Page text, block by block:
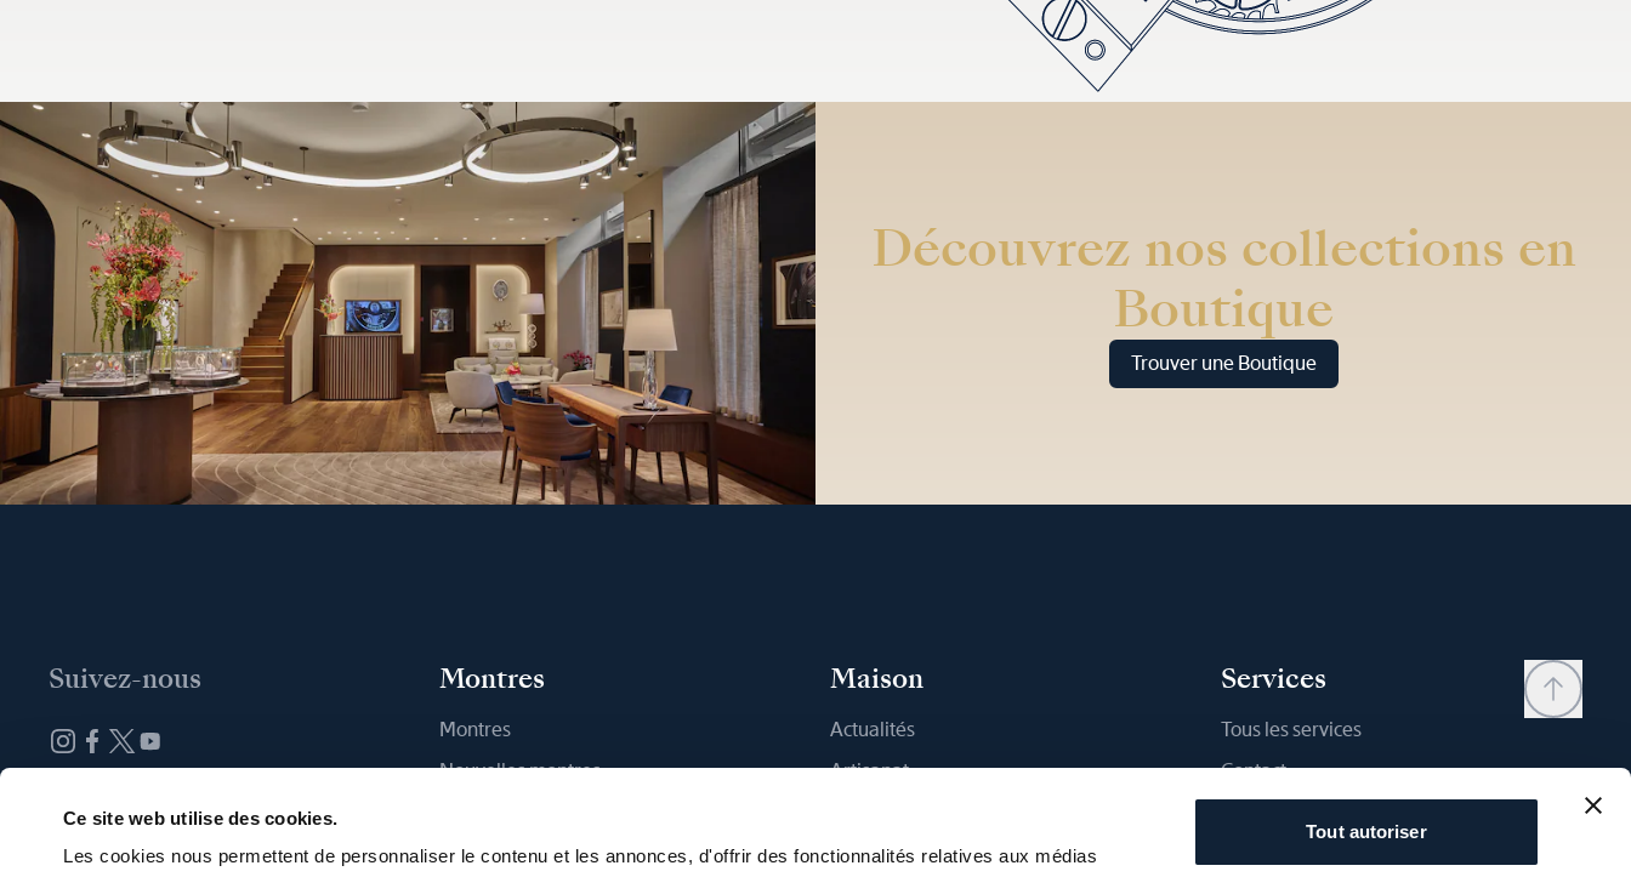
Ce site web utilise des cookies.
Les cookies nous permettent de personnaliser le contenu et les annonces, d'offrir des fonctionnalités relatives aux médias
Tout autoriser
Découvrez nos collections en
Boutique
Trouver une Boutique
Suivez-nous Montres
Montres
Nouvelles montres
Maison
Actualités
Artisanat
Durabilité
Services
Tous les services
Contact